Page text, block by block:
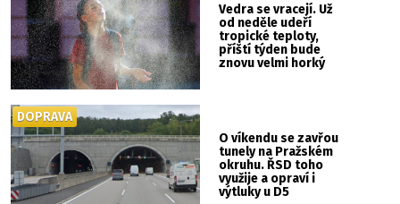
Vedra se vracejí. Už
od neděle udeří
tropické teploty,
příští týden bude
znovu velmi horký
O víkendu se zavřou
tunely na Pražském
okruhu. ŘSD toho
využije a opraví i
výtluky u D5
DOPRAVA